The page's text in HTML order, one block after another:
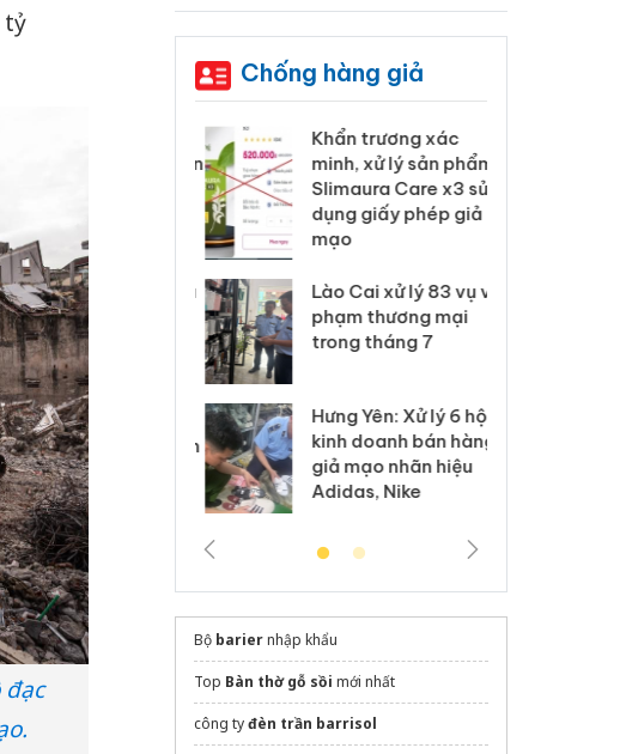
tỷ
Chống hàng giả
kinh doanh
Công an Thanh Hóa
tìm bị hại trong vụ
án sản xuất, buôn
bán yến sào giả
Thanh Hóa: Tìm bị
hại trong vụ án buôn
bán bình sữa
Moyuum giả
Khẩn trương xác
minh, xử lý sản phẩm
Slimaura Care x3 sử
dụng giấy phép giả
mạo
Lào Cai xử lý 83 vụ vi
phạm thương mại
trong tháng 7
Hưng Yên: Xử lý 6 hộ
kinh doanh bán hàng
giả mạo nhãn hiệu
Adidas, Nike
Bộ bariernhập khẩu
Top Bàn thờ gỗ sồi mới nhất
công tyđèn trần barrisol